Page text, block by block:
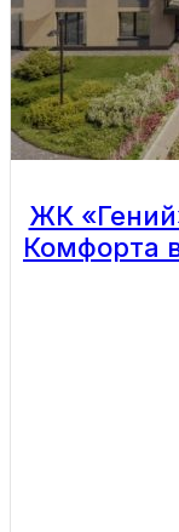
ЖК
Комфорта